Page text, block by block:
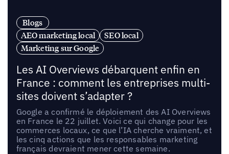
Blogs
AEO marketing local
SEO local
Marketing sur Google
Les AI Overviews débarquent enfin en
France : comment les entreprises multi-
sites doivent s’adapter ?
Google a confirmé le déploiement des AI Overviews
en France le 22 juillet. Voici ce qui change pour les
commerces locaux, ce que l’IA cherche vraiment, et
les cinq actions que les responsables marketing
français devraient mener cette semaine.